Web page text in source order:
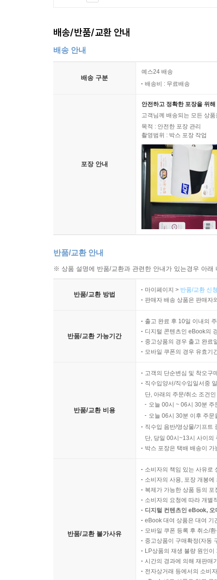
배송/반품/교환 안내
배송 안내
배송 구분
예스24 배송
배송비 : 무료배송
포장 안내
안전하고 정확한 포장을 위
고객님께 배송되는 모든 상
목적 : 안전한 포장 관리
촬영범위 : 박스 포장 작업
반품/교환 안내
※ 상품 설명에 반품/교환과 관련한 안내가 있는경우 아
반품/교환 방법
마이페이지 > 반품/교환 신
판매자 배송 상품은 판매자
반품/교환 가능기간
출고 완료 후 10일 이내의
디지털 콘텐츠인 eBook의
중고상품의 경우 출고 완료
모바일 쿠폰의 경우 유효기
반품/교환 비용
고객의 단순변심 및 착오구
직수입양서/직수입일서중
단, 아래의 주문/취소 조건
오늘 00시 ~ 06시 30분
오늘 06시 30분 이후 주
직수입 음반/영상물/기프트
단, 당일 00시~13시 사이의
박스 포장은 택배 배송이
반품/교환 불가사유
소비자의 책임 있는 사유로
소비자의 사용, 포장 개봉
복제가 가능한 상품 등의
소비자의 요청에 따라 개별
디지털 컨텐츠인 eBook,
eBook 대여 상품은 대여 기
모바일 쿠폰 등록 후 취소/
중고상품이 구매확정(자동
LP상품의 재생 불량 원인
시간의 경과에 의해 재판매
전자상거래 등에서의 소비